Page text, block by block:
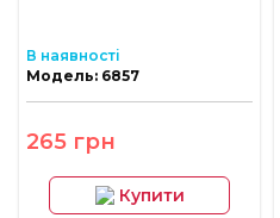
В наявності
Модель: 6857
265 грн
Купити